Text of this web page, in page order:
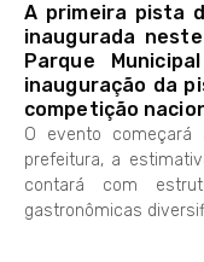
A primeira pista
inaugurada
Parque
inauguração da
competição
O evento
prefeitura, a
contará com
gastronômicas